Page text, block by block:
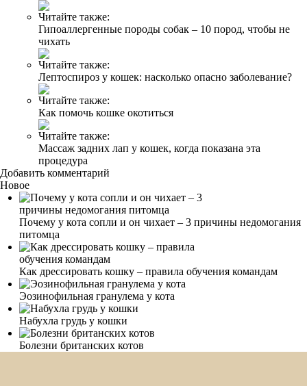
Читайте также:
Гипоаллергенные породы собак – 10 пород, чтобы не
чихать
Читайте также:
Лептоспироз у кошек: насколько опасно заболевание?
Читайте также:
Как помочь кошке окотиться
Читайте также:
Массаж задних лап у кошек, когда показана эта
процедура
Добавить комментарий
Новое
Почему у кота сопли и он чихает – 3 причины недомогания
питомца
Как дрессировать кошку – правила обучения командам
Эозинофильная гранулема у кота
Набухла грудь у кошки
Болезни британских котов